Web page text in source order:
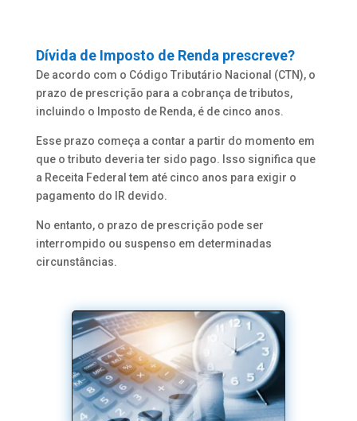
Dívida de Imposto de Renda prescreve?
De acordo com o Código Tributário Nacional (CTN), o
prazo de prescrição para a cobrança de tributos,
incluindo o Imposto de Renda, é de cinco anos.
Esse prazo começa a contar a partir do momento em
que o tributo deveria ter sido pago. Isso significa que
a Receita Federal tem até cinco anos para exigir o
pagamento do IR devido.
No entanto, o prazo de prescrição pode ser
interrompido ou suspenso em determinadas
circunstâncias.